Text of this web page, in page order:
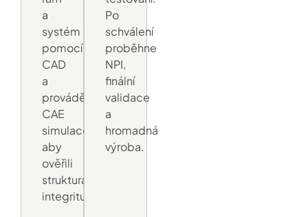
a
systém
pomocí
CAD
a
provádějí
CAE
simulace,
aby
ověřili
strukturální
integritu.
Po
schválení
proběhne
NPI,
finální
validace
a
hromadná
výroba.